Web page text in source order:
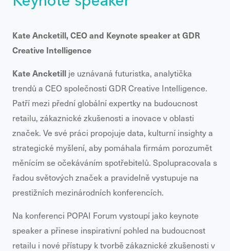
Kate Ancketill, CEO and Keynote speaker at GDR
Creative Intelligence
Kate Ancketill je uznávaná futuristka, analytička
trendů a CEO společnosti GDR Creative Intelligence.
Patří mezi přední globální expertky na budoucnost
retailu, zákaznické zkušenosti a inovace v oblasti
značek. Ve své práci propojuje data, kulturní insighty a
strategické myšlení, aby pomáhala firmám porozumět
měnícím se očekáváním spotřebitelů. Spolupracovala s
řadou světových značek a pravidelně vystupuje na
prestižních mezinárodních konferencích.
Na konferenci POPAI Forum vystoupí jako keynote
speaker a přinese inspirativní pohled na budoucnost
retailu i nové přístupy k tvorbě zákaznické zkušenosti v